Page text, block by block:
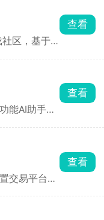
选对应学校
信支付宝，
少高校澡堂
工具。
区，基于
速种草。云
30 分钟高
置也能体验
坛，支持图
动推送，
。
查看
能AI助手，
的答案。支
种音色选
人化程度
主动推荐相
查看
交易平台，
价格等信
查看